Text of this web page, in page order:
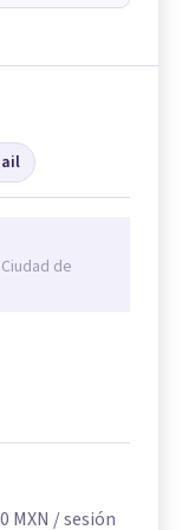
de
MXN / sesión